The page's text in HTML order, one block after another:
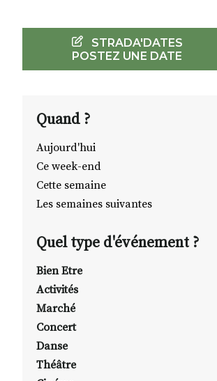
STRADA'DATES
POSTEZ UNE DATE
Quand ?
Aujourd'hui
Ce week-end
Cette semaine
Les semaines suivantes
Quel type d'événement ?
Bien Etre
Activités
Marché
Concert
Danse
Théâtre